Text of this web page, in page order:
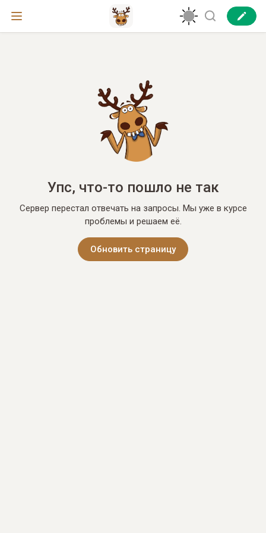
Упс, что-то пошло не так
Сервер перестал отвечать на запросы. Мы уже в курсе
проблемы и решаем её.
Обновить страницу